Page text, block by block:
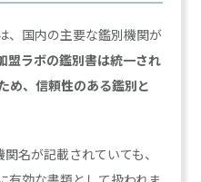
、国内の主要な鑑別機関が
盟ラボの鑑別書は統一され
め、信頼性のある鑑別と
名が記載されていても、